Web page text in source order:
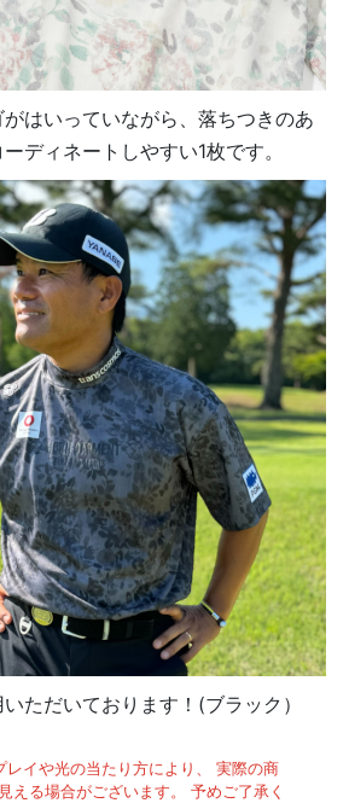
はいっていながら、落ちつきのあ
ディネートしやすい1枚です。
ただいております！(ブラック）
レイや光の当たり方により、 実際の商
える場合がございます。 予めご了承く